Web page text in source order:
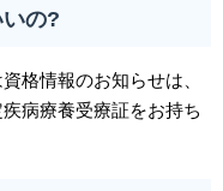
の?
格情報のお知らせは、
病療養受療証をお持ち